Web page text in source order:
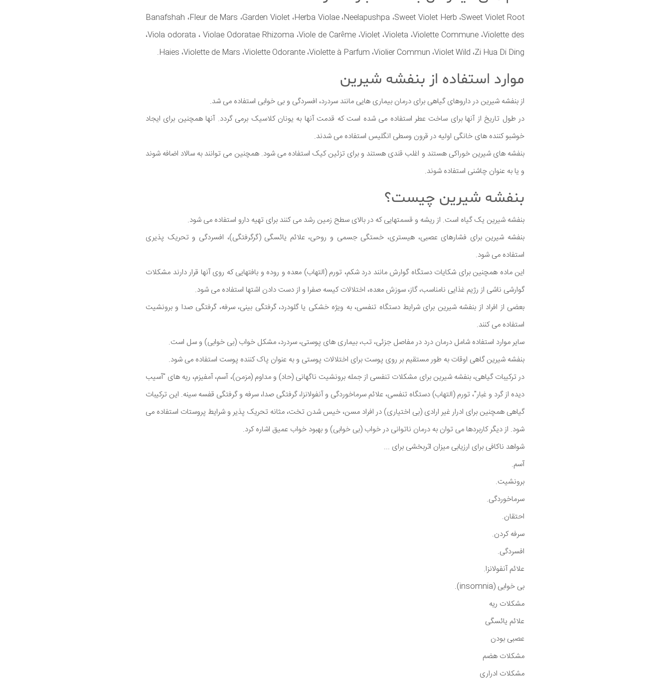
Banafshah ،Fleur de Mars ،Garden Violet ،Herba Violae ،Neelapushpa ،Sweet Violet Herb ،Sweet Violet Root
،Viola odorata ، Violae Odoratae Rhizoma ،Viole de Carême ،Violet ،Violeta ،Violette Commune ،Violette des
Haies ،Violette de Mars ،Violette Odorante ،Violette à Parfum ،Violier Commun ،Violet Wild ،Zi Hua Di Ding.
موارد استفاده از بنفشه شیرین
از بنفشه شیرین در داروهای گیاهی برای درمان بیماری هایی مانند سردرد، افسردگی و بی خوابی استفاده می شد.
در طول تاریخ از آنها برای ساخت عطر استفاده می شده است که قدمت آنها به یونان کلاسیک برمی گردد. آنها همچنین برای ایجاد
خوشبو کننده های خانگی اولیه در قرون وسطی انگلیس استفاده می شدند.
بنفشه های شیرین خوراکی هستند و اغلب قندی هستند و برای تزئین کیک استفاده می شود. همچنین می توانند به سالاد اضافه شوند
و یا به عنوان چاشنی استفاده شوند.
بنفشه شیرین چیست؟
بنفشه شیرین یک گیاه است. از ریشه و قسمتهایی که در بالای سطح زمین رشد می کنند برای تهیه دارو استفاده می شود.
بنفشه شیرین برای فشارهای عصبی، هیستری، خستگی جسمی و روحی، علائم یائسگی (گرگرفتگی)، افسردگی و تحریک پذیری
استفاده می شود.
این ماده همچنین برای شکایات دستگاه گوارش مانند درد شکم، تورم (التهاب) معده و روده و بافتهایی که روی آنها قرار دارند مشکلات
گوارشی ناشی از رژیم غذایی نامناسب، گاز، سوزش معده، اختلالات کیسه صفرا و از دست دادن اشتها استفاده می شود.
بعضی از افراد از بنفشه شیرین برای شرایط دستگاه تنفسی، به ویژه خشکی یا گلودرد، گرفتگی بینی، سرفه، گرفتگی صدا و برونشیت
استفاده می کنند.
سایر موارد استفاده شامل درمان درد در مفاصل جزئی، تب، بیماری های پوستی، سردرد، مشکل خواب (بی خوابی) و سل است.
بنفشه شیرین گاهی اوقات به طور مستقیم بر روی پوست برای اختلالات پوستی و به عنوان پاک کننده پوست استفاده می شود.
در ترکیبات گیاهی، بنفشه شیرین برای مشکلات تنفسی از جمله برونشیت ناگهانی (حاد) و مداوم (مزمن)، آسم، آمفیزم، ریه های "آسیب
دیده از گرد و غبار"، تورم (التهاب) دستگاه تنفسی، علائم سرماخوردگی و آنفولانزا، گرفتگی صدا، سرفه و گرفتگی قفسه سینه. این ترکیبات
گیاهی همچنین برای ادرار غیر ارادی (بی اختیاری) در افراد مسن، خیس شدن تخت، مثانه تحریک پذیر و شرایط پروستات استفاده می
شود. از دیگر کاربردها می توان به درمان ناتوانی در خواب (بی خوابی) و بهبود خواب عمیق اشاره کرد.
شواهد ناکافی برای ارزیابی میزان اثربخشی برای ...
آسم.
برونشیت.
سرماخوردگی.
احتقان.
سرفه کردن.
افسردگی.
علائم آنفولانزا.
بی خوابی (insomnia).
مشکلات ریه
علائم یائسگی
عصبی بودن
مشکلات هضم
مشکلات ادراری